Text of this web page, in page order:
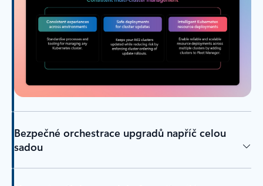
Bezpečné orchestrace upgradů napříč celou
sadou